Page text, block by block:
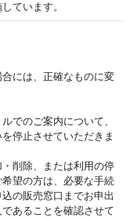
ています。
には、正確なものに変
でのご案内について、
停止させていただきま
削除、または利用の停
望の方は、必要な手続
の販売窓口までお申出
あることを確認させて